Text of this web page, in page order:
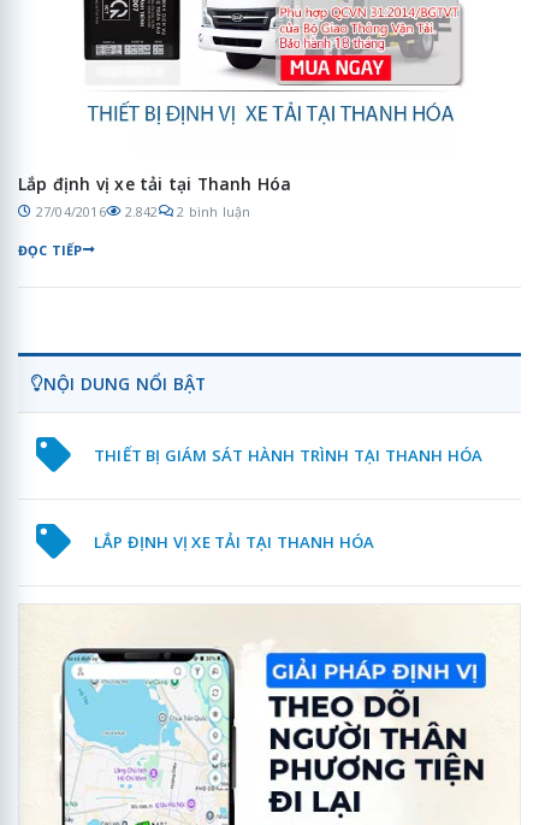
Lắp định vị xe tải tại Thanh Hóa
27/04/2016 2.842 2 bình luận
ĐỌC TIẾP
NỘI DUNG NỔI BẬT
THIẾT BỊ GIÁM SÁT HÀNH TRÌNH TẠI THANH HÓA
LẮP ĐỊNH VỊ XE TẢI TẠI THANH HÓA